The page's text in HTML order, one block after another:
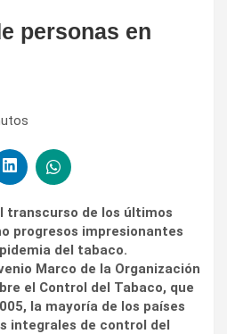
personas en
transcurso de los últimos
progresos impresionantes
del tabaco.
Marco de la Organización
el Control del Tabaco, que
la mayoría de los países
integrales de control del